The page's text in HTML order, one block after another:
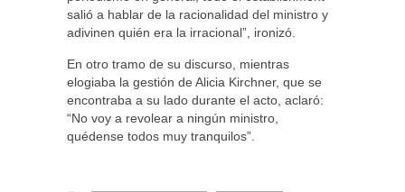
salió a hablar de la racionalidad del ministro y
adivinen quién era la irracional”, ironizó.
En otro tramo de su discurso, mientras
elogiaba la gestión de Alicia Kirchner, que se
encontraba a su lado durante el acto, aclaró:
“No voy a revolear a ningún ministro,
quédense todos muy tranquilos”.